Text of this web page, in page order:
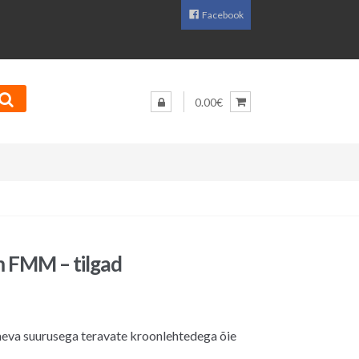
Facebook
0.00€
FMM – tilgad
suurusega teravate kroonlehtedega õie